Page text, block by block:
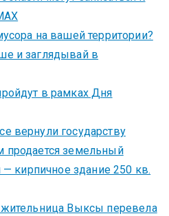
на вашей территории?
и заглядывай в
в рамках Дня
вернули государству
продается земельный
— кирпичное здание 250 кв.
Выксы перевела